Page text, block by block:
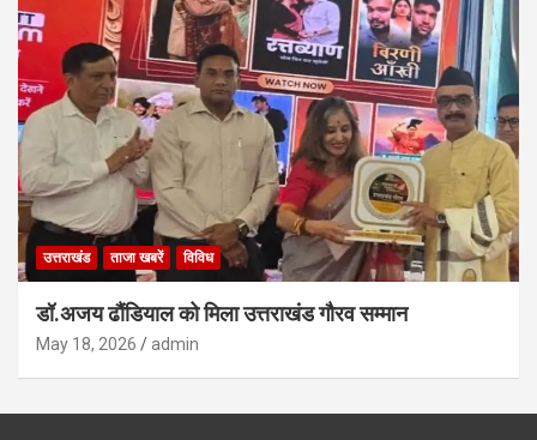
उत्तराखंड ताजा खबरें विविध
डॉ.अजय ढौंडियाल को मिला उत्तराखंड गौरव सम्मान
May 18, 2026 admin